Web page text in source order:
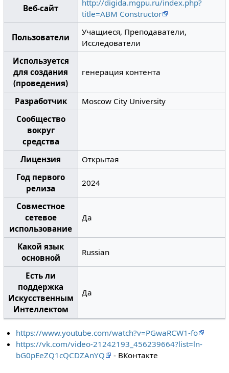
Веб-сайт
http://digida.mgpu.ru/index.php?
title=ABM Constructor
Пользователи
Учащиеся, Преподаватели,
Исследователи
Используется
для создания
(проведения)
генерация контента
Разработчик
Moscow City University
Сообщество
вокруг
средства
Лицензия
Открытая
Год первого
релиза
2024
Совместное
сетевое
использование
Да
Какой язык
основной
Russian
Есть ли
поддержка
Искусственным
Интеллектом
Да
https://www.youtube.com/watch?v=PGwaRCW1-fo
https://vk.com/video-21242193_456239664?list=ln-
bG0pEeZQ1cQCDZAnYQ
- ВКонтакте